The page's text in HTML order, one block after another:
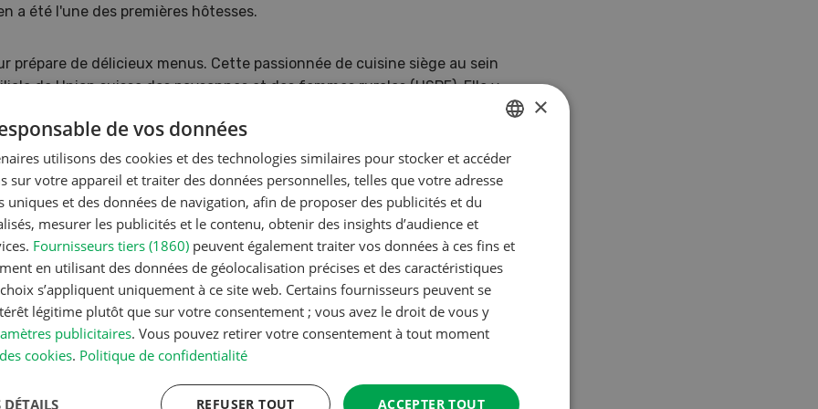
a été l'une des premières hôtesses.
prépare de délicieux menus. Cette passionnée de cuisine siège au sein
de Union suisse des paysannes et des femmes rurales (USPF). Elle y
de « tips & astuces au quotidien ». Une astuce pratique et de saison
de la santé et de la beauté ou de l’upcycling est publiée chaque
alléchantes. Elle présente actuellement la mise en conserve et proposeGERMAN
FRENCH
×
de vos données
utilisons des cookies et des technologies similaires pour stocker et accéder
sur votre appareil et traiter des données personnelles, telles que votre adresse
uniques et des données de navigation, afin de proposer des publicités et du
mesurer les publicités et le contenu, obtenir des insights d’audience et
Fournisseurs tiers (1860) peuvent également traiter vos données à ces fins et
en utilisant des données de géolocalisation précises et des caractéristiques
s’appliquent uniquement à ce site web. Certains fournisseurs peuvent se
légitime plutôt que sur votre consentement ; vous avez le droit de vous y
publicitaires. Vous pouvez retirer votre consentement à tout moment
cookies. Politique de confidentialité
ACCEPTER TOUT
REFUSER TOUT
DÉTAILS